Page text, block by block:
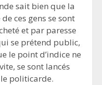
sait bien que la
ces gens se sont
et par paresse
se prétend public,
le point d’indice ne
se sont lancés
politicarde.